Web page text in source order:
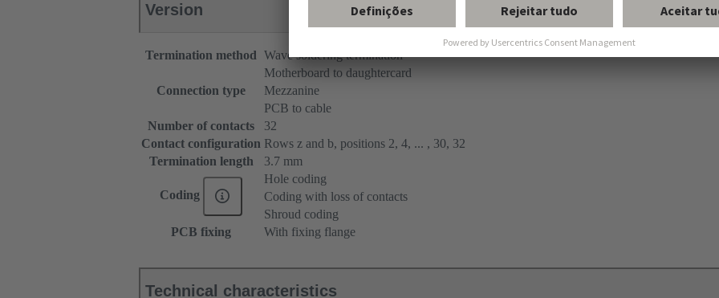
Version
Termination method Wave soldering termination
Connection type
Motherboard to daughtercard
Mezzanine
PCB to cable
Number of contacts
32
Contact configuration Rows z and b, positions 2, 4, ... , 30, 32
Termination length
3.7 mm
Coding
Hole coding
Coding with loss of contacts
Shroud coding
PCB fixing
With fixing flange
Technical characteristics